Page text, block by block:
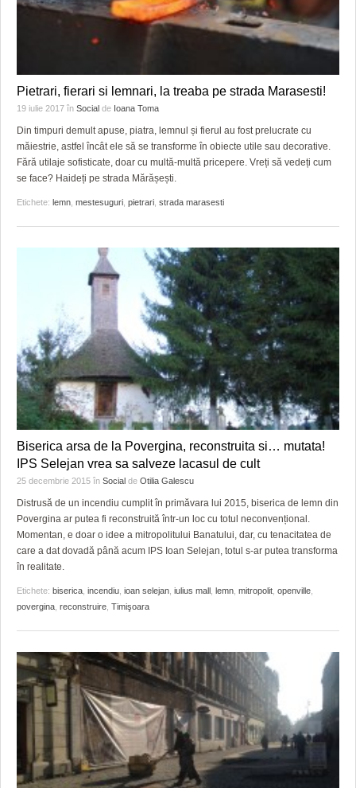
Pietrari, fierari si lemnari, la treaba pe strada Marasesti!
19 iulie 2017 în Social de Ioana Toma
Din timpuri demult apuse, piatra, lemnul și fierul au fost prelucrate cu
măiestrie, astfel încât ele să se transforme în obiecte utile sau decorative.
Fără utilaje sofisticate, doar cu multă-multă pricepere. Vreți să vedeți cum
se face? Haideți pe strada Mărășești.
Etichete: lemn mestesuguri pietrari strada marasesti
Biserica arsa de la Povergina, reconstruita si… mutata!
IPS Selejan vrea sa salveze lacasul de cult
25 decembrie 2015 în Social de Otilia Galescu
Distrusă de un incendiu cumplit în primăvara lui 2015, biserica de lemn din
Povergina ar putea fi reconstruită într-un loc cu totul neconvențional.
Momentan, e doar o idee a mitropolitului Banatului, dar, cu tenacitatea de
care a dat dovadă până acum IPS Ioan Selejan, totul s-ar putea transforma
în realitate.
Etichete: biserica incendiu ioan selejan iulius mall lemn mitropolit openville
povergina reconstruire Timişoara